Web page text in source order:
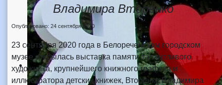
Владимира Вторенко
Опубликовано: 24 сентября 2020
23 сентября 2020 года в Белореченском городском
музее открылась выставка памяти талантливого
художника, крупнейшего книжного графика и
иллюстратора детских книжек, Вторенко Владимира